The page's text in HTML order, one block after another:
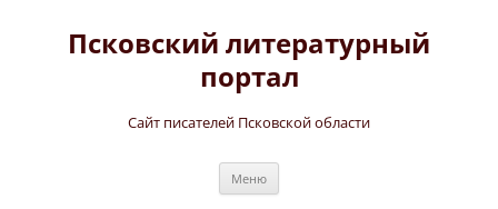
содержимому
Псковский литературный
портал
Сайт писателей Псковской области
Меню